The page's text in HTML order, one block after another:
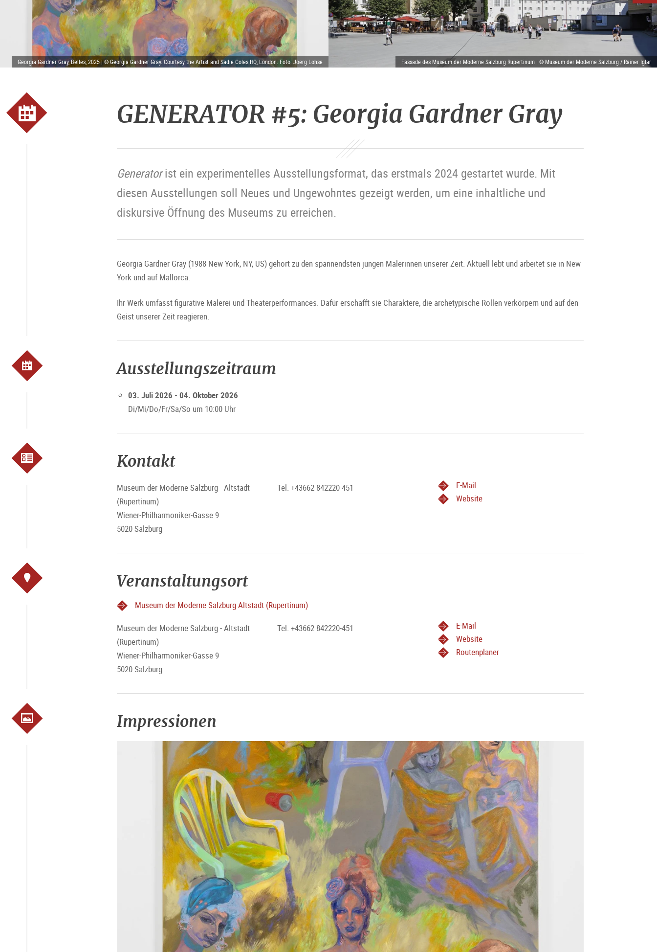
Georgia Gardner Gray, Belles, 2025 | © Georgia Gardner Gray. Courtesy the Artist and Sadie Coles HQ, London. Foto: Joerg Lohse Fassade des Museum der Moderne Salzburg Rupertinum | © Museum der Moderne Salzburg / Rainer Iglar
GENERATOR #5: Georgia Gardner Gray
Generatorist ein experimentelles Ausstellungsformat, das erstmals 2024 gestartet wurde. Mit
diesen Ausstellungen soll Neues und Ungewohntes gezeigt werden, um eine inhaltliche und
diskursive Öffnung des Museums zu erreichen.
Georgia Gardner Gray (1988 New York, NY, US) gehört zu den spannendsten jungen Malerinnen unserer Zeit. Aktuell lebt und arbeitet sie in New
York und auf Mallorca.
Ihr Werk umfasst figurative Malerei und Theaterperformances. Dafür erschafft sie Charaktere, die archetypische Rollen verkörpern und auf den
Geist unserer Zeit reagieren.
Ausstellungszeitraum
03. Juli 2026 - 04. Oktober 2026
Di/Mi/Do/Fr/Sa/So um 10:00 Uhr
Kontakt
Museum der Moderne Salzburg - Altstadt
(Rupertinum)
Wiener-Philharmoniker-Gasse 9
5020 Salzburg
Tel. +43662 842220-451
E-Mail
Website
Veranstaltungsort
Museum der Moderne Salzburg Altstadt (Rupertinum)
Museum der Moderne Salzburg - Altstadt
(Rupertinum)
Wiener-Philharmoniker-Gasse 9
5020 Salzburg
Tel. +43662 842220-451
E-Mail
Website
Routenplaner
Impressionen